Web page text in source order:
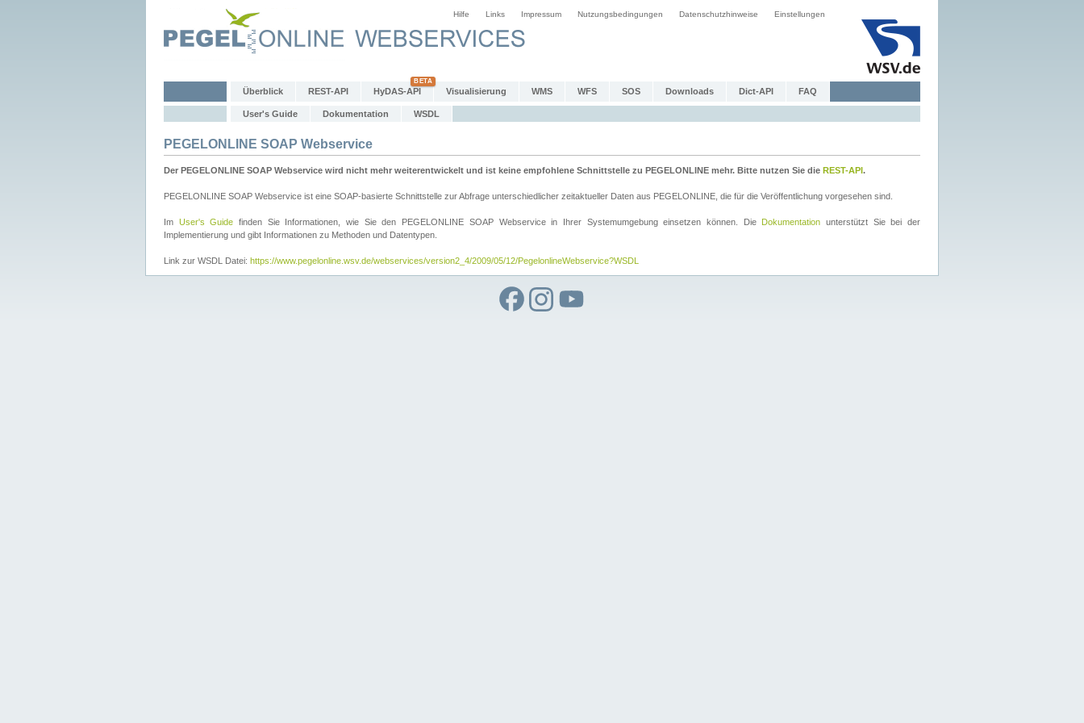
Hilfe Links Impressum Nutzungsbedingungen Datenschutzhinweise Einstellungen
Überblick REST-API HyDAS-API Visualisierung WMS WFS SOS Downloads Dict-API FAQ
User's Guide Dokumentation WSDL
PEGELONLINE SOAP Webservice
Der PEGELONLINE SOAP Webservice wird nicht mehr weiterentwickelt und ist keine empfohlene Schnittstelle zu PEGELONLINE mehr. Bitte nutzen Sie die REST-API.
PEGELONLINE SOAP Webservice ist eine SOAP-basierte Schnittstelle zur Abfrage unterschiedlicher zeitaktueller Daten aus PEGELONLINE, die für die Veröffentlichung vorgesehen sind.
Im User's Guide finden Sie Informationen, wie Sie den PEGELONLINE SOAP Webservice in Ihrer Systemumgebung einsetzen können. Die Dokumentation unterstützt Sie bei der
Implementierung und gibt Informationen zu Methoden und Datentypen.
Link zur WSDL Datei: https://www.pegelonline.wsv.de/webservices/version2_4/2009/05/12/PegelonlineWebservice?WSDL